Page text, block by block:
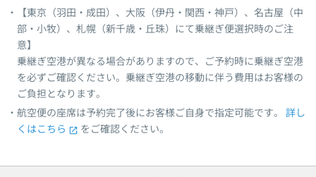
【東京（羽田・成田）、大阪（伊丹・関西・神戸）、名古屋（中
部・小牧）、札幌（新千歳・丘珠）にて乗継ぎ便選択時のご注
意】
乗継ぎ空港が異なる場合がありますので、ご予約時に乗継ぎ空港
を必ずご確認ください。乗継ぎ空港の移動に伴う費用はお客様の
ご負担となります。
航空便の座席は予約完了後にお客様ご自身で指定可能です。
詳し
くはこちら
をご確認ください。